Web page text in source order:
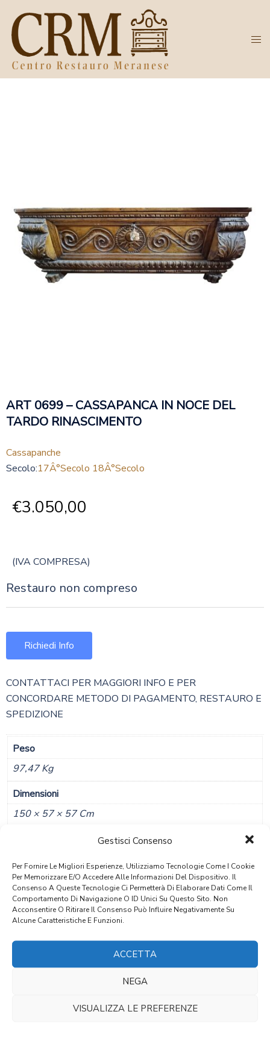
Gestisci Consenso
Per Fornire Le Migliori Esperienze, Utilizziamo Tecnologie Come I Cookie
Per Memorizzare E/o Accedere Alle Informazioni Del Dispositivo. Il
Consenso A Queste Tecnologie Ci Permetterà Di Elaborare Dati Come Il
Comportamento Di Navigazione O ID Unici Su Questo Sito. Non
Acconsentire O Ritirare Il Consenso Può Influire Negativamente Su
Alcune Caratteristiche E Funzioni.
ACCETTA
NEGA
VISUALIZZA LE PREFERENZE
ART 0699 – CASSAPANCA IN NOCE DEL
TARDO RINASCIMENTO
Cassapanche
Secolo:17Â°secolo 18Â°secolo
€3.050,00
(IVA COMPRESA)
Restauro non compreso
Richiedi Info
CONTATTACI PER MAGGIORI INFO E PER
CONCORDARE METODO DI PAGAMENTO, RESTAURO E
SPEDIZIONE
Peso
97,47 Kg
Dimensioni
150 × 57 × 57 Cm
Stile
Rinascimentale